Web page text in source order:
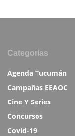
Categorias
Agenda Tucumán
Campañas EEAOC
Cine Y Series
Concursos
Covid-19